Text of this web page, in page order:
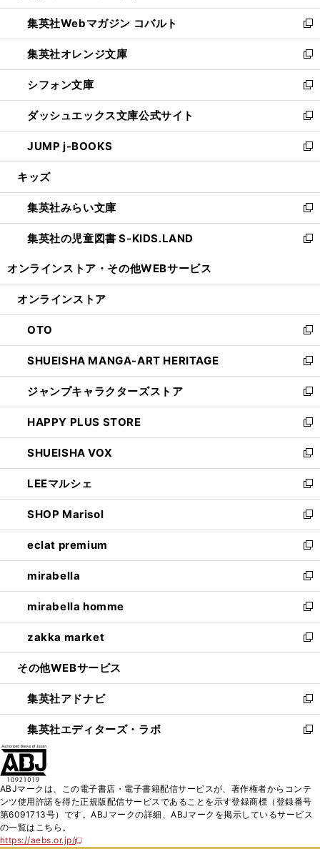
開
く
ウ
で
開
く
ン
ド
ウ
で
開
く
ウ
ィ
ン
ド
ウ
で
開
く
集英社Webマガジン コバルト
新
し
い
ウ
ィ
ン
ド
ウ
で
開
集英社オレンジ文庫
新
し
い
ウ
ィ
ン
ド
ウ
開
く
シフォン文庫
新
し
い
ウ
ィ
ン
ウ
で
開
く
ダッシュエックス文庫公式サイト
新
し
い
ウ
ン
ド
ウ
で
JUMP j-BOOKS
新
し
ウ
ィ
ン
ド
開
キッズ
集英社みらい文庫
新
し
い
ン
ウ
で
開
く
集英社の児童図書 S-KIDS.LAND
新
ウ
ン
ド
ウ
で
開
く
オンラインストア・ その他WEBサービス
オンラインストア
OTO
新
し
い
ウ
ィ
ン
ド
ウ
で
開
く
SHUEISHA MANGA-ART HERITAGE
新
し
い
ウ
ィ
ン
ド
ウ
で
開
く
ジャンプキャラクターズストア
新
し
い
ウ
ィ
ン
ド
ウ
で
開
く
HAPPY PLUS STORE
新
し
い
ウ
ィ
ン
ド
ウ
で
開
く
SHUEISHA VOX
新
し
い
ウ
ィ
ン
ド
ウ
で
開
く
LEEマルシェ
新
し
い
ウ
ィ
ン
ド
ウ
で
開
く
SHOP Marisol
新
し
い
ウ
ィ
ン
ド
ウ
で
開
eclat premium
新
し
い
ウ
ィ
ン
ド
ウ
開
く
mirabella
新
し
い
ウ
ィ
ン
ウ
で
開
く
mirabella homme
新
し
い
ウ
ン
ド
ウ
で
zakka market
新
し
ウ
ィ
ン
ド
く
その他WEBサービス
集英社アドナビ
新
し
い
ド
ウ
で
集英社エディターズ・ラボ
新
ィ
ン
ド
ABJマークは、この電子書店・電子書籍配信サービスが、著作権者からコンテ
ンツ使用許諾を得た正規版配信サービスであることを示す登録商標（登録番号
第6091713号）です。ABJマークの詳細、ABJマークを掲示しているサービス
の一覧はこちら。
https://aebs.or.jp/
新